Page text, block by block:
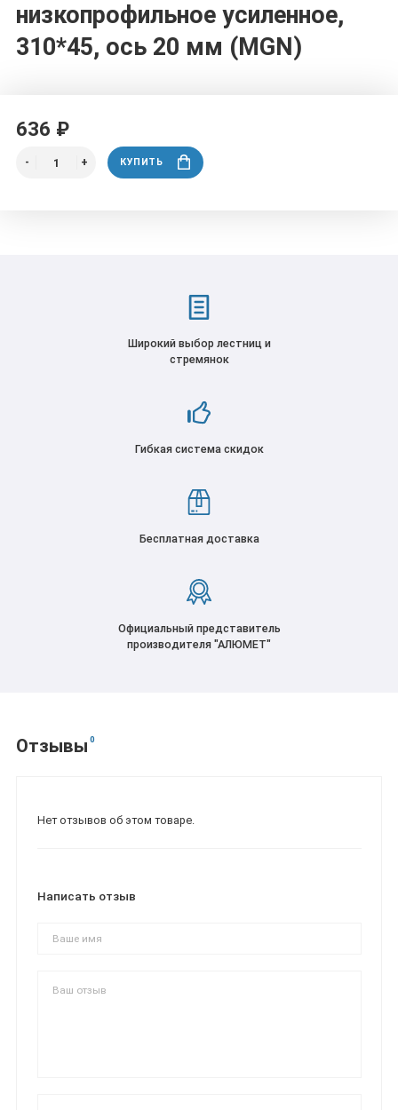
низкопрофильное усиленное,
310*45, ось 20 мм (MGN)
636 ₽
КУПИТЬ
Широкий выбор лестниц и
стремянок
Гибкая система скидок
Бесплатная доставка
Официальный представитель
производителя "АЛЮМЕТ"
Отзывы 0
Нет отзывов об этом товаре.
Написать отзыв